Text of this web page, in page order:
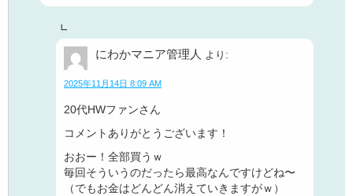
にわかマニア管理人 より:
2025年11月14日 8:09 AM
20代HWファンさん
コメントありがとうございます！
おおー！全部買うｗ
毎回そういうのだったら最高なんですけどね〜
（でもお金はどんどん消えていきますがｗ）